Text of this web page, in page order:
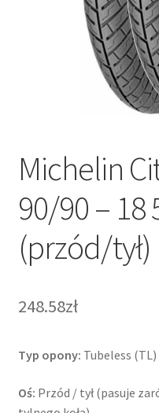
Michelin
90/90 – 18
(przód/tył)
248.58zł
Typ opony: Tubeless (TL)
Oś: Przód / tył (pasuje